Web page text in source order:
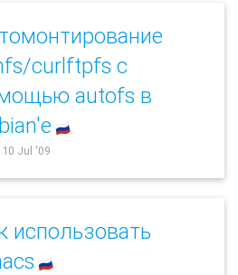
curlftpfs с
autofs в
🇷🇺
10 Jul '09
использовать
🇷🇺